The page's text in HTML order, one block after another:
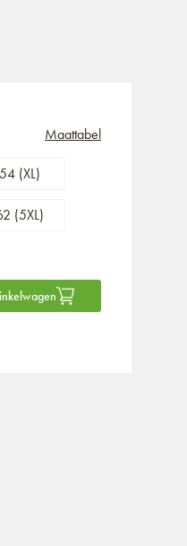
54 (XL)
(5XL)
Maattabel